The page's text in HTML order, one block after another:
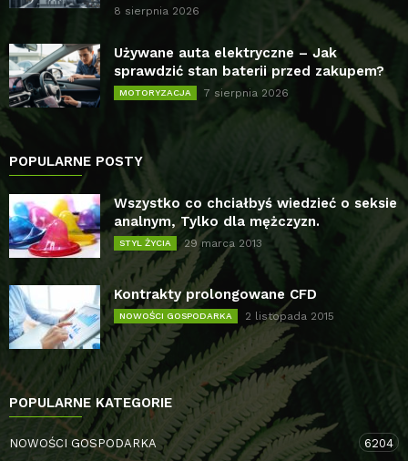
8 sierpnia 2026
Używane auta elektryczne – Jak
sprawdzić stan baterii przed zakupem?
MOTORYZACJA 7 sierpnia 2026
POPULARNE POSTY
Wszystko co chciałbyś wiedzieć o seksie
analnym, Tylko dla mężczyzn.
STYL ŻYCIA 29 marca 2013
Kontrakty prolongowane CFD
NOWOŚCI GOSPODARKA 2 listopada 2015
POPULARNE KATEGORIE
NOWOŚCI GOSPODARKA 6204